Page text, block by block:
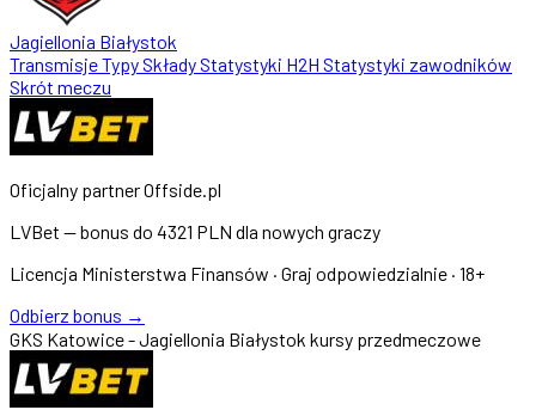
Jagiellonia Białystok
TransmisjeTypySkładyStatystyki H2H Statystyki zawodników
Skrót meczu
Oficjalny partner Offside.pl
LVBet — bonus do 4321 PLN dla nowych graczy
Licencja Ministerstwa Finansów · Graj odpowiedzialnie · 18+
Odbierz bonus →
GKS Katowice - Jagiellonia Białystok kursy przedmeczowe